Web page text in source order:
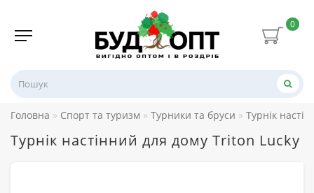
0
Головна Спорт та туризм Турники та бруси Турнік
Турнік настінний для дому Triton Lucky